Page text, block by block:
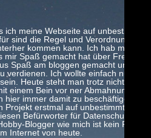
meine Webseite auf unbestimmte
sind die Regel und Verordnungen
kommen kann. Ich hab mal
Spaß gemacht hat über Freeware
Spaß am bloggen gemacht und nie
verdienen. Ich wollte einfach nur Teil
Heute steht man trotz nicht
einem Bein vor ner Abmahnung. Das
immer damit zu beschäftigen und
erstmal auf unbestimmte Zeit.
Befürworter für Datenschutz und
Blogger wie mich ist kein Platz
Internet von heute.